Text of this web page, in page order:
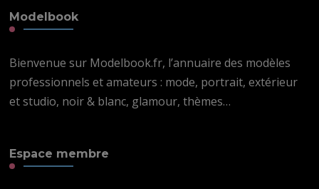
Modelbook
Bienvenue sur Modelbook.fr, l’annuaire des modèles
professionnels et amateurs : mode, portrait, extérieur
et studio, noir & blanc, glamour, thèmes…
Espace membre